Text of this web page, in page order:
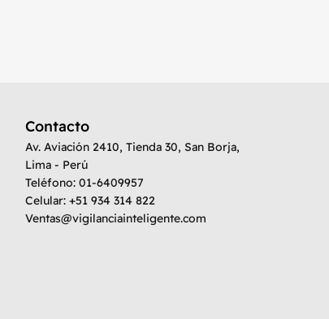
Contacto
Av. Aviación 2410, Tienda 30, San Borja,
Lima - Perú
Teléfono: 01-6409957
Celular: +51 934 314 822
Ventas@vigilanciainteligente.com